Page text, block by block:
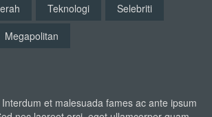
Teknologi
Selebriti
Megapolitan
et malesuada fames ac ante ipsum